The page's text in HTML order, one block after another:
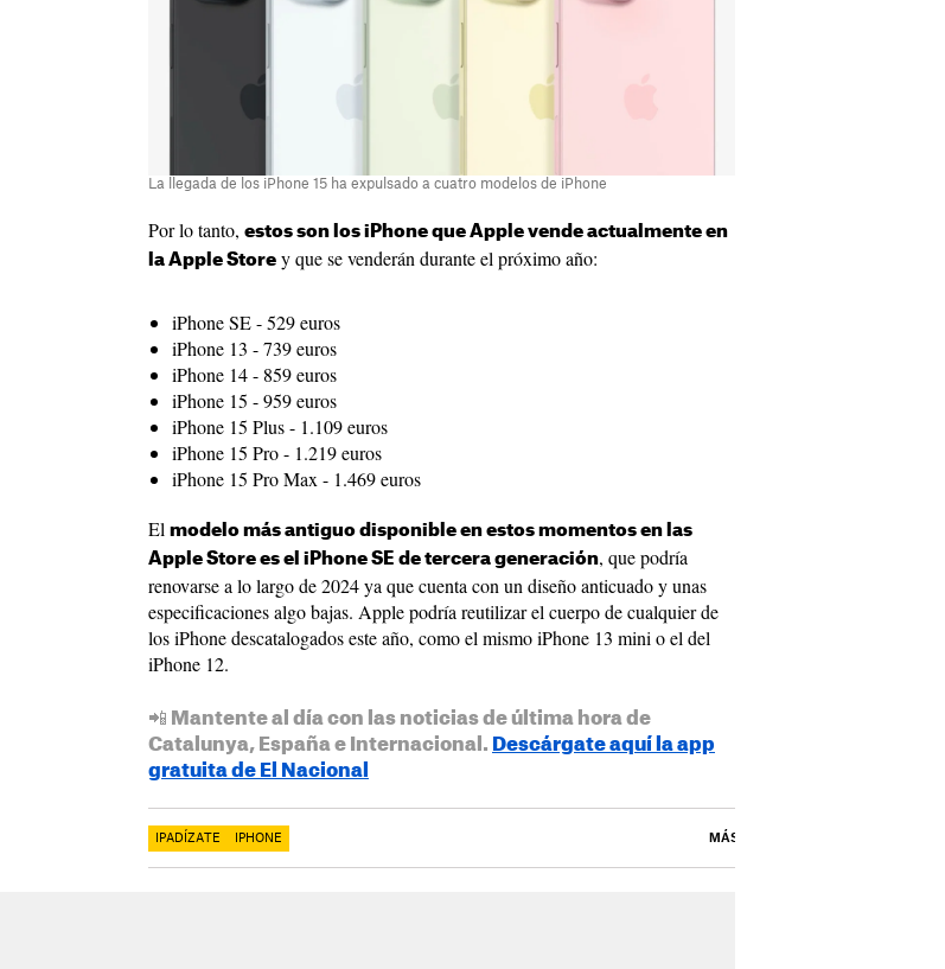
La llegada de los iPhone 15 ha expulsado a cuatro modelos de iPhone
Por lo tanto, estos son los iPhone que Apple vende actualmente en
la Apple Store y que se venderán durante el próximo año:
iPhone SE - 529 euros
iPhone 13 - 739 euros
iPhone 14 - 859 euros
iPhone 15 - 959 euros
iPhone 15 Plus - 1.109 euros
iPhone 15 Pro - 1.219 euros
iPhone 15 Pro Max - 1.469 euros
El modelo más antiguo disponible en estos momentos en las
Apple Store es el iPhone SE de tercera generación, que podría
renovarse a lo largo de 2024 ya que cuenta con un diseño anticuado y unas
especificaciones algo bajas. Apple podría reutilizar el cuerpo de cualquier de
los iPhone descatalogados este año, como el mismo iPhone 13 mini o el del
iPhone 12.
📲 Mantente al día con las noticias de última hora de
Catalunya, España e Internacional. Descárgate aquí la app
gratuita de El Nacional
IPADÍZATE IPHONE MÁS